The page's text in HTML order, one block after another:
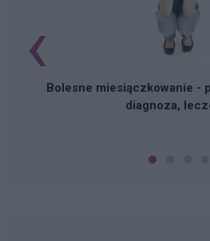
Bolesne miesiączkowanie -
diagnoza,
‹